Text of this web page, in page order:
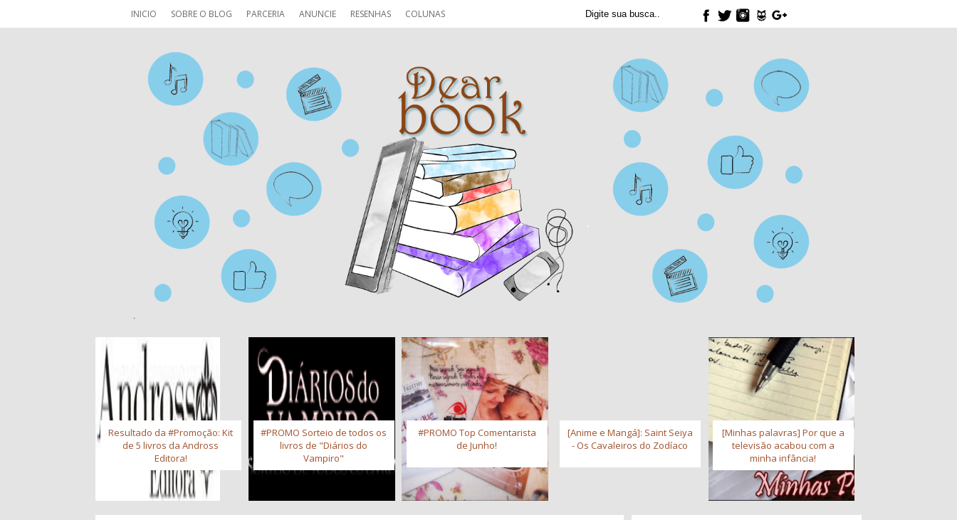
INICIO SOBRE O BLOG PARCERIA ANUNCIE RESENHAS COLUNAS
Resultado da #Promoção: Kit
de 5 livros da Andross
Editora!
#PROMO Sorteio de todos os
livros de "Diários do
Vampiro"
#PROMO Top Comentarista
de Junho!
[Anime e Mangá]: Saint Seiya
- Os Cavaleiros do Zodíaco
[Minhas palavras] Por que a
televisão acabou com a
minha infância!